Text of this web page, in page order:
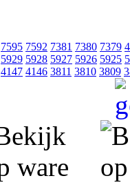
7595 7592 7381 7380 7379
5929 5928 5927 5926 5925
4147 4146 3811 3810 3809